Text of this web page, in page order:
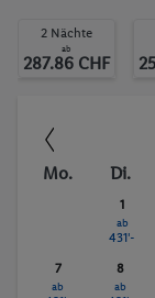
Spielplatz
Dampfbad
Bananenboot
Tauchen
Kanu
Fitness-
2 Nächte
ab
287.86 CHF
Mo. Di.
1
ab
431'-
7
ab
8
ab